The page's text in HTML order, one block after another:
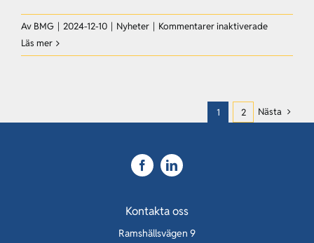
Av BMG | 2024-12-10 | Nyheter | Kommentarer inaktiveradeför
finns
söka
Läs mer
1 2 Nästa
Kontakta oss
Ramshällsvägen 9